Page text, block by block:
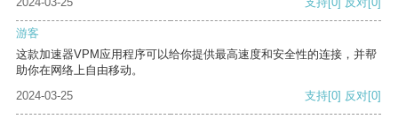
游客
这款加速器VPM应用程序可以给你提供最高速度和安全性的连接，并帮
助你在网络上自由移动。
2024-03-25
支持[0] 反对[0]